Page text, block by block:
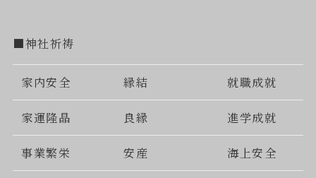
■神社祈祷
家内安全 縁結 就職成就
家運隆晶 良縁 進学成就
事業繁栄 安産 海上安全